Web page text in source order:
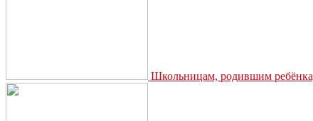
Школьницам, родившим